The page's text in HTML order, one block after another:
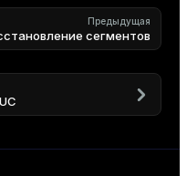
Предыдущая
сегментов